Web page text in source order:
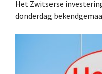
Het Zwitserse
donderdag
over te nemen van de